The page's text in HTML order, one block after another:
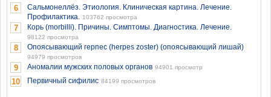
6
Сальмонеллёз. Этиология. Клиническая картина. Лечение.
Профилактика. 103762 просмотра
7 Корь (morbilli). Причины. Симптомы. Диагностика. Лечение.
98122 просмотра
8 Опоясывающий герпес (herpes zoster) (опоясывающий лишай)
94979 просмотров
9 Аномалии мужских половых органов 94901 просмотр
10 Первичный сифилис 84199 просмотров